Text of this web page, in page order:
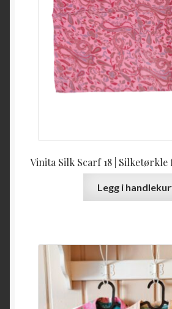
Vinita Silk Scarf 18 | Silketørkle
Legg i